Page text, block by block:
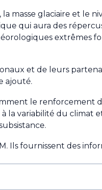
masse glaciaire et le
qui aura des
extrêmes
et de leurs
ajouté.
le renforcement
la variabilité du climat
Ils fournissent des